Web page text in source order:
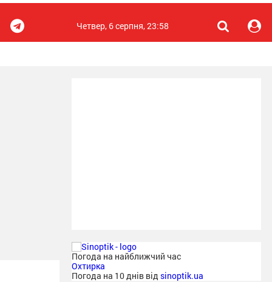
Четвер, 6 серпня, 23:58
Погода на найближчий час
Охтирка
Погода на 10 днів від sinoptik.ua